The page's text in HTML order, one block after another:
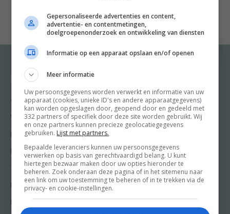
bepalend zijn – kook je moeiteloos door alle 95
recepten heen en blijf je deze herhalen. De recepten
zijn een aantrekkelijke mix van eenvoudige, informele
maar restaurantwaardige ‘cheffy’ gerechten. Met de
diverse QR-codes heeft de gebruiker direct toegang
tot instructievideo’s over de wat lastigere
kooktechnieken. Ga aan de slag en kook dit boek stuk:
van voorgerecht tot en met desserts. Gegrilde
aubergines met gepekelde rozijnen in
basilicumdressing, langzaam gegaarde kip met
geplette aardappeltjes, piri-piri en aioli, krokante
botergarnalen, salade met halloumi, perzik en tomaat
of maak de overheerlijk miso-appeltaart. Met vele
Recepten
Gangen
Voorgerecht
Hoofdgerecht
Nagerecht
Tussengerecht
Lunch recepten
Shop
Food & Travel
Kooktips
Win
Gepersonaliseerde advertenties en content,
advertentie- en contentmetingen,
doelgroepenonderzoek en ontwikkeling van diensten
Informatie op een apparaat opslaan en/of openen
Meer informatie
Uw persoonsgegevens worden verwerkt en informatie van uw
apparaat (cookies, unieke ID's en andere apparaatgegevens)
kan worden opgeslagen door, geopend door en gedeeld met
332 partners of specifiek door deze site worden gebruikt. Wij
en onze partners kunnen precieze geolocatiegegevens
gebruiken. Lijst met partners.
Bepaalde leveranciers kunnen uw persoonsgegevens
verwerken op basis van gerechtvaardigd belang. U kunt
hiertegen bezwaar maken door uw opties hieronder te
beheren. Zoek onderaan deze pagina of in het sitemenu naar
een link om uw toestemming te beheren of in te trekken via de
privacy- en cookie-instellingen.